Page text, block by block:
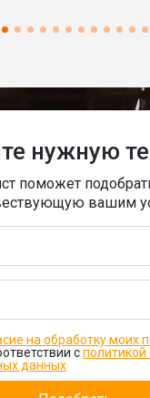
нужную
поможет
вашим
на обработку моих
сполитикой
данных